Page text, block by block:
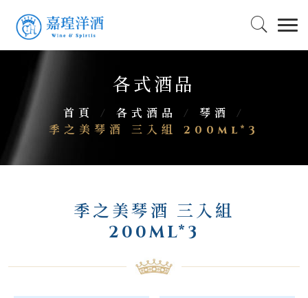
各式酒品
首頁 / 各式酒品 / 琴酒
/
季之美琴酒 三入組 200ml*3
季之美琴酒 三入組
200ML*3